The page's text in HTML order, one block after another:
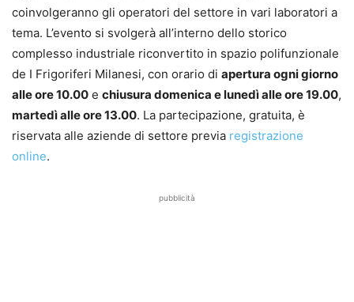
coinvolgeranno gli operatori del settore in vari laboratori a
tema. L’evento si svolgerà all’interno dello storico
complesso industriale riconvertito in spazio polifunzionale
de I Frigoriferi Milanesi, con orario di apertura ogni giorno
alle ore 10.00 e chiusura domenica e lunedì alle ore 19.00,
martedì alle ore 13.00. La partecipazione, gratuita, è
riservata alle aziende di settore previa registrazione
online.
pubblicità